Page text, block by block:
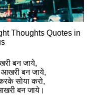
Thoughts Quotes in
बन जाये,
बन जाये,
सोया करो,
बन जाये।